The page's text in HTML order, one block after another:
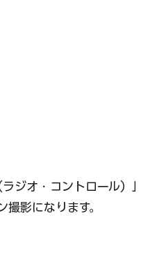
ジオ・コントロール）」
撮影になります。